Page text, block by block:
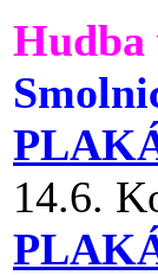
Hudba
14.6.